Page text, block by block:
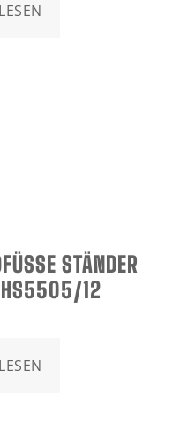
STÄNDER PH
12